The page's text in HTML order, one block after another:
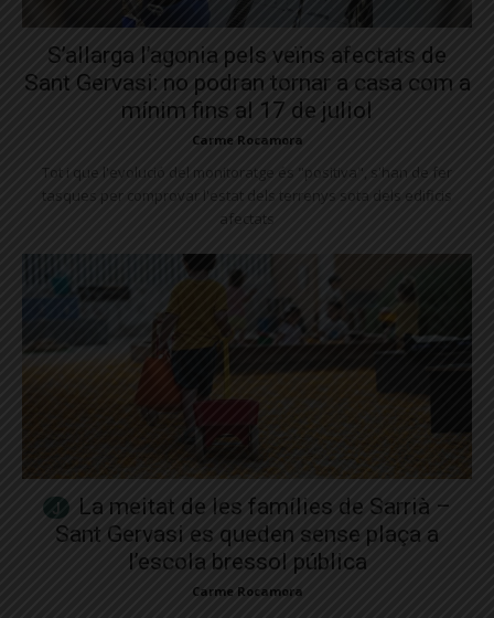
S’allarga l’agonia pels veïns afectats de
Sant Gervasi: no podran tornar a casa com a
mínim fins al 17 de juliol
Carme Rocamora
Tot i que l'evolució del monitoratge és "positiva", s'han de fer
tasques per comprovar l'estat dels terrenys sota dels edificis
afectats
La meitat de les famílies de Sarrià –
Sant Gervasi es queden sense plaça a
l’escola bressol pública
Carme Rocamora